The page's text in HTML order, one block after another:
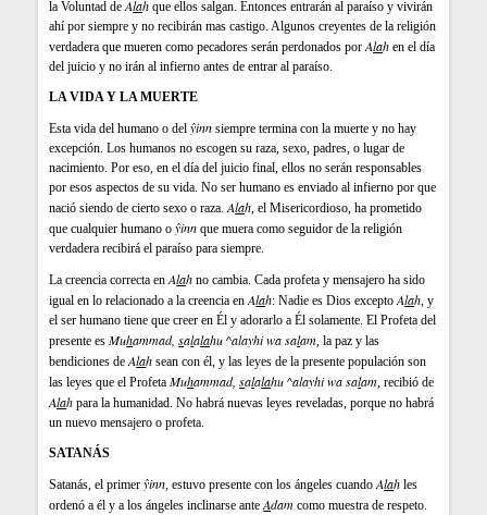
la Voluntad deAlah que ellos salgan. Entonces entrarán al paraíso y vivirán
ahí por siempre y no recibirán mas castigo. Algunos creyentes de la religión
verdadera que mueren como pecadores serán perdonados porAlah en el día
del juicio y no irán al infierno antes de entrar al paraíso.
LA VIDA Y LA MUERTE
Esta vida del humano o delŷinn siempre termina con la muerte y no hay
excepción. Los humanos no escogen su raza, sexo, padres, o lugar de
nacimiento. Por eso, en el día del juicio final, ellos no serán responsables
por esos aspectos de su vida. No ser humano es enviado al infierno por que
nació siendo de cierto sexo o raza. Alah, el Misericordioso, ha prometido
que cualquier humano oŷinn que muera como seguidor de la religión
verdadera recibirá el paraíso para siempre.
La creencia correcta en Alah no cambia. Cada profeta y mensajero ha sido
igual en lo relacionado a la creencia enAlah: Nadie es Dios exceptoAlah, y
el ser humano tiene que creer en Él y adorarlo a Él solamente. El Profeta del
presente esMuhammad,salalahu ^alayhi wa salam, la paz y las
bendiciones deAlah sean con él, y las leyes de la presente populación son
las leyes que el ProfetaMuhammad,salalahu ^alayhi wa salam, recibió de
Alah para la humanidad. No habrá nuevas leyes reveladas, porque no habrá
un nuevo mensajero o profeta.
SATANÁS
Satanás, el primerŷinn, estuvo presente con los ángeles cuandoAlah les
ordenó a él y a los ángeles inclinarse anteAdam como muestra de respeto.